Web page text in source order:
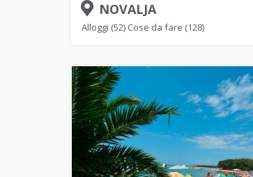
NOVALJA
Alloggi (52) Cose da fare (128)